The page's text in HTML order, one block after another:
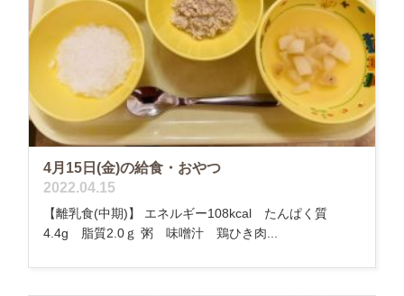
4月15日(金)の給食・おやつ
2022.04.15
【離乳食(中期)】 エネルギー108kcal たんぱく質
4.4g 脂質2.0ｇ 粥 味噌汁 鶏ひき肉...